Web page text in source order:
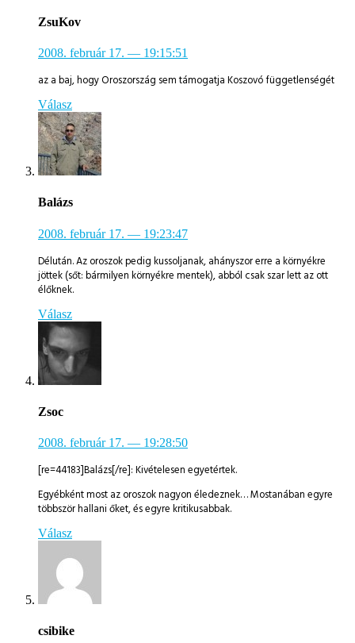
ZsuKov
2008. február 17. — 19:15:51
az a baj, hogy Oroszország sem támogatja Koszovó függetlenségét
Válasz
Balázs
2008. február 17. — 19:23:47
Délután. Az oroszok pedig kussoljanak, ahányszor erre a környékre
jöttek (sőt: bármilyen környékre mentek), abból csak szar lett az ott
élőknek.
Válasz
Zsoc
2008. február 17. — 19:28:50
[re=44183]Balázs[/re]: Kivételesen egyetértek.
Egyébként most az oroszok nagyon éledeznek… Mostanában egyre
többször hallani őket, és egyre kritikusabbak.
Válasz
csibike